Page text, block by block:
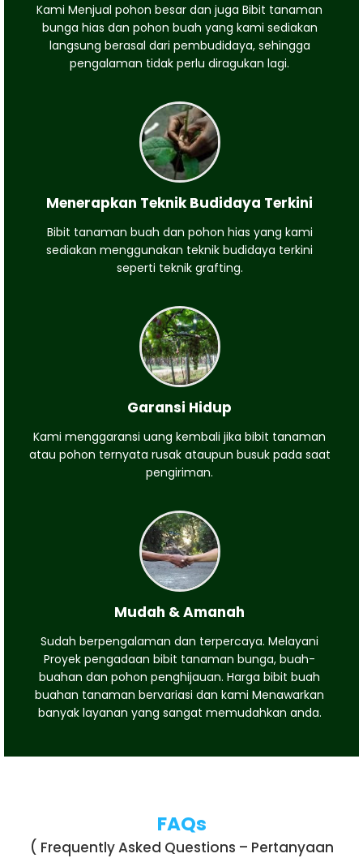
Kami Menjual pohon besar dan juga Bibit tanaman
bunga hias dan pohon buah yang kami sediakan
langsung berasal dari pembudidaya, sehingga
pengalaman tidak perlu diragukan lagi.
Menerapkan Teknik Budidaya Terkini
Bibit tanaman buah dan pohon hias yang kami
sediakan menggunakan teknik budidaya terkini
seperti teknik grafting.
Garansi Hidup
Kami menggaransi uang kembali jika bibit tanaman
atau pohon ternyata rusak ataupun busuk pada saat
pengiriman.
Mudah & Amanah
Sudah berpengalaman dan terpercaya. Melayani
Proyek pengadaan bibit tanaman bunga, buah-
buahan dan pohon penghijauan. Harga bibit buah
buahan tanaman bervariasi dan kami Menawarkan
banyak layanan yang sangat memudahkan anda.
FAQs
( Frequently Asked Questions – Pertanyaan